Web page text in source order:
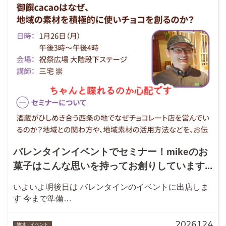
バレンタインイベントでセミナー！mikeのお
菓子はこんな思いを持ってお創りしています...
いよいよ明後日は バレンタインのイベントに出店しま
す 今まで準備…
地域・イベント